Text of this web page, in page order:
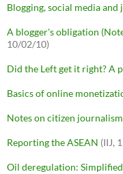
Blogging, social media and
A blogger's obligation
10/02/10)
Did the Left get it right? A
Basics of online
Notes on citizen journalism
Reporting the ASEAN (IIJ,
Oil deregulation: